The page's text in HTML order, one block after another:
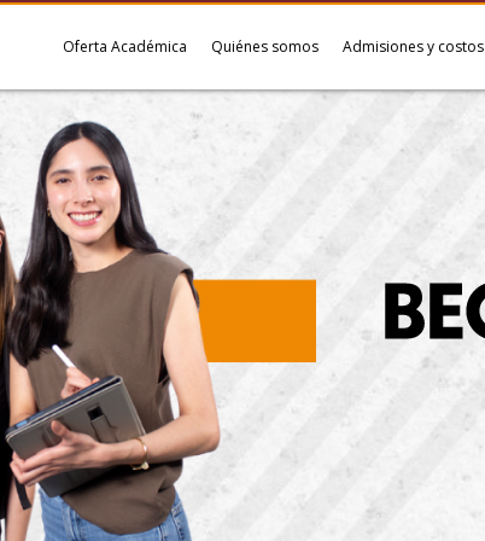
Oferta Académica Quiénes somos Admisiones y costos